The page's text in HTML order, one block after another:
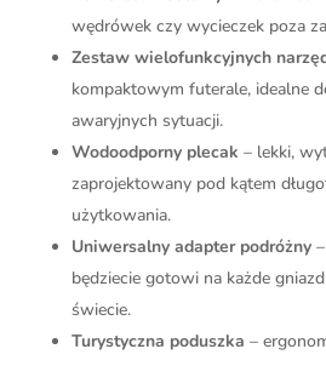
wędrówek czy wycieczek poza
Zestaw wielofunkcyjnych
kompaktowym futerale, idealne
awaryjnych sytuacji.
Wodoodporny plecak – lekki,
zaprojektowany pod kątem
użytkowania.
Uniwersalny adapter podróżny–
będziecie gotowi na każde
świecie.
Turystyczna poduszka –